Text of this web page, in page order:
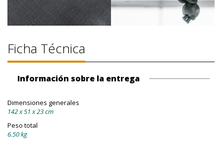
Ficha Técnica
Información sobre la entrega
Dimensiones generales
142 x 51 x 23 cm
Peso total
6.50 kg